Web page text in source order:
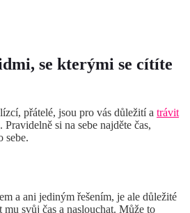
se kterými se cítíte
přátelé, jsou pro vás důležití a trávit
. Pravidelně si na sebe najděte čas,
sebe.
a ani jediným řešením, je ale důležité
svůj čas a naslouchat. Může to